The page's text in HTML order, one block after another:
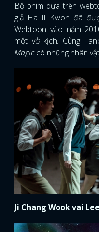
Bộ phim dựa trên
giả Ha Il Kwon đã
Webtoon vào năm
một vở kịch. Cùng
Magiccó những nhân
Ji Chang Wook vai